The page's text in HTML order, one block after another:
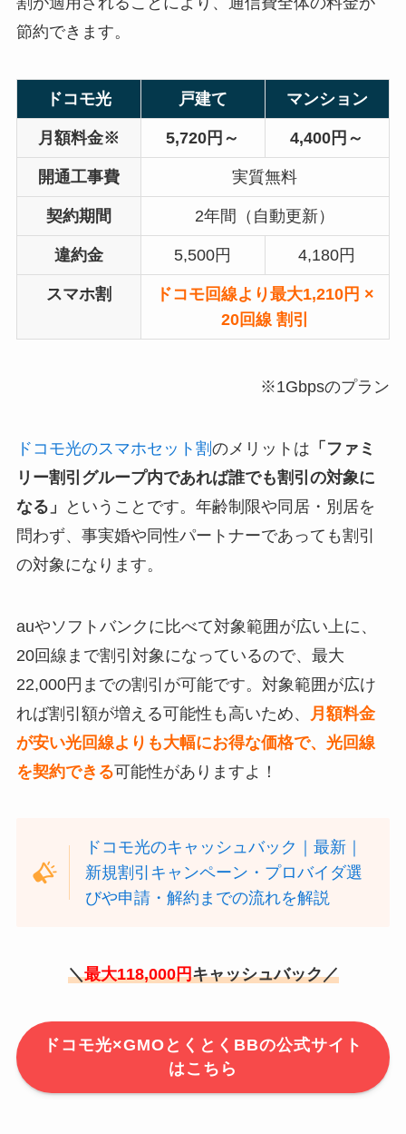
節約できます。
ドコモ光 戸建て マンション
月額料金※ 5,720円～ 4,400円～
開通工事費 実質無料
契約期間 2年間（自動更新）
違約金 5,500円 4,180円
スマホ割
ドコモ回線より最大1,210円 ×
20回線 割引
※1Gbpsのプラン
ドコモ光のスマホセット割のメリットは 「ファミ
リー割引グループ内であれば誰でも割引の対象に
なる」
ということです。年齢制限や同居・別居を
問わず、事実婚や同性パートナーであっても割引
の対象になります。
auやソフトバンクに比べて対象範囲が広い上に、
20回線まで割引対象になっているので、最大
22,000円までの割引が可能です。対象範囲が広け
れば割引額が増える可能性も高いため、
月額料金
が安い光回線よりも大幅にお得な価格で、光回線
を契約できる可能性がありますよ！
ドコモ光のキャッシュバック｜最新｜
新規割引キャンペーン・プロバイダ選
びや申請・解約までの流れを解説
＼最大118,000円キャッシュバック／
ドコモ光×GMOとくとくBBの公式サイト
はこちら